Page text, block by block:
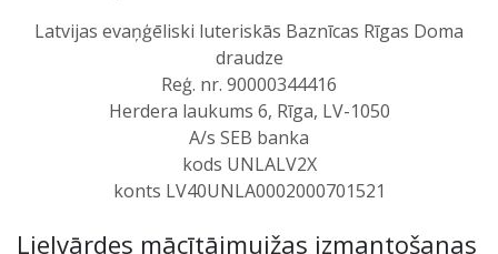
Latvijas evaņģēliski luteriskās Baznīcas Rīgas Doma
draudze
Reģ. nr. 90000344416
Herdera laukums 6, Rīga, LV-1050
A/s SEB banka
kods UNLALV2X
konts LV40UNLA0002000701521
Lielvārdes mācītājmuižas izmantošanas